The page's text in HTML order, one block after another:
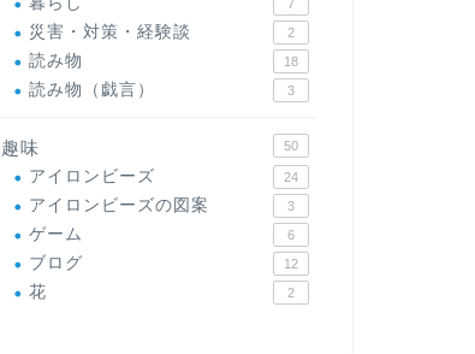
7
災害・対策・経験談 2
読み物 18
読み物（戯言） 3
趣味 50
アイロンビーズ 24
アイロンビーズの図案 3
ゲーム 6
ブログ 12
花 2